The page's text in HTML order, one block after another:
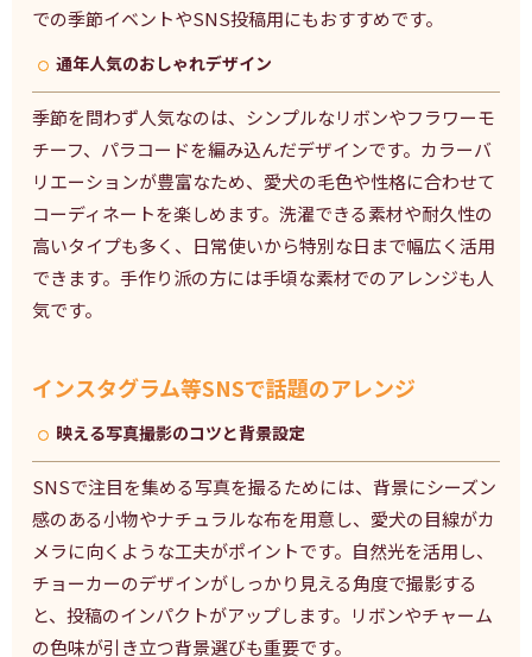
での季節イベントやSNS投稿用にもおすすめです。
通年人気のおしゃれデザイン
季節を問わず人気なのは、シンプルなリボンやフラワーモ
チーフ、パラコードを編み込んだデザインです。カラーバ
リエーションが豊富なため、愛犬の毛色や性格に合わせて
コーディネートを楽しめます。洗濯できる素材や耐久性の
高いタイプも多く、日常使いから特別な日まで幅広く活用
できます。手作り派の方には手頃な素材でのアレンジも人
気です。
インスタグラム等SNSで話題のアレンジ
映える写真撮影のコツと背景設定
SNSで注目を集める写真を撮るためには、背景にシーズン
感のある小物やナチュラルな布を用意し、愛犬の目線がカ
メラに向くような工夫がポイントです。自然光を活用し、
チョーカーのデザインがしっかり見える角度で撮影する
と、投稿のインパクトがアップします。リボンやチャーム
の色味が引き立つ背景選びも重要です。